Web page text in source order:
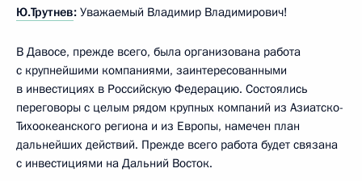
Ю.Трутнев: Уважаемый Владимир Владимирович!
В Давосе, прежде всего, была организована работа
с крупнейшими компаниями, заинтересованными
в инвестициях в Российскую Федерацию. Состоялись
переговоры с целым рядом крупных компаний из Азиатско-
Тихоокеанского региона и из Европы, намечен план
дальнейших действий. Прежде всего работа будет связана
с инвестициями на Дальний Восток.